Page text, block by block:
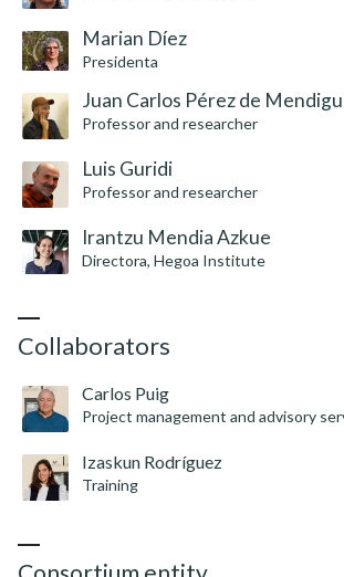
Marian Díez
Presidenta
Juan Carlos Pérez de
Professor and researcher
Luis Guridi
Professor and researcher
Irantzu Mendia Azkue
Directora, Hegoa Institute
Collaborators
Carlos Puig
Project management and advisory
Izaskun Rodríguez
Training